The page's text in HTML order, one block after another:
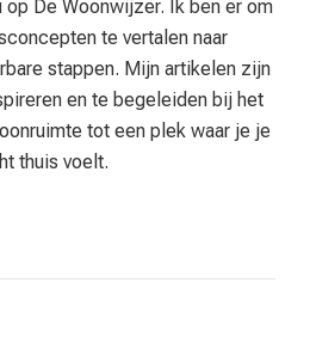
De Woonwijzer. Ik ben er om
te vertalen naar
stappen. Mijn artikelen zijn
en te begeleiden bij het
tot een plek waar je je
thuis voelt.